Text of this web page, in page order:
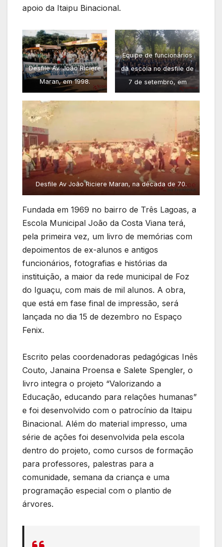
apoio da Itaipu Binacional.
Desfile Av. João Riciere
Maran, em 1998.
Equipe de funcionários
da escola no desfile de
7 de setembro, em
Desfile Av João Riciere Maran, na década de 70.
Fundada em 1969 no bairro de Três Lagoas, a
Escola Municipal João da Costa Viana terá,
pela primeira vez, um livro de memórias com
depoimentos de ex-alunos e antigos
funcionários, fotografias e histórias da
instituição, a maior da rede municipal de Foz
do Iguaçu, com mais de mil alunos. A obra,
que está em fase final de impressão, será
lançada no dia 15 de dezembro no Espaço
Fenix.
Escrito pelas coordenadoras pedagógicas Inês
Couto, Janaina Proensa e Salete Spengler, o
livro integra o projeto “Valorizando a
Educação, educando para relações humanas”
e foi desenvolvido com o patrocínio da Itaipu
Binacional. Além do material impresso, uma
série de ações foi desenvolvida pela escola
dentro do projeto, como cursos de formação
para professores, palestras para a
comunidade, semana da criança e uma
programação especial com o plantio de
árvores.